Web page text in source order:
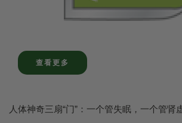
查看更多
人体神奇三扇“门”：一个管失眠，一个管肾